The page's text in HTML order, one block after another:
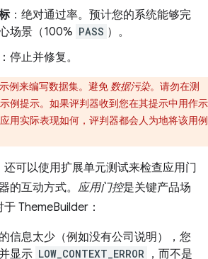
：绝对通过率。预计您的系统能够完
场景（100% PASS ）。
：停止并修复。
例来编写数据集。避免 数据污染。请勿在测
例提示。如果评判器收到您在其提示中用作示
用实际表现如何，评判器都会人为地将该用例
还可以使用扩展单元测试来检查应用门
的互动方式。 应用门控是关键产品场
ThemeBuilder：
信息太少（例如没有公司说明），您
显示 LOW_CONTEXT_ERROR ，而不是